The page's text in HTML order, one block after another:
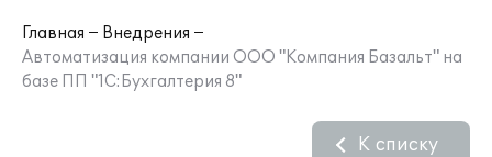
Главная
Внедрения
Автоматизация компании ООО "Компания Базальт" на
базе ПП "1С:Бухгалтерия 8"
К списку